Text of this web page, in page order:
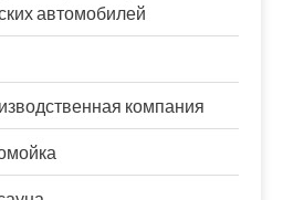
автомобилей
компания